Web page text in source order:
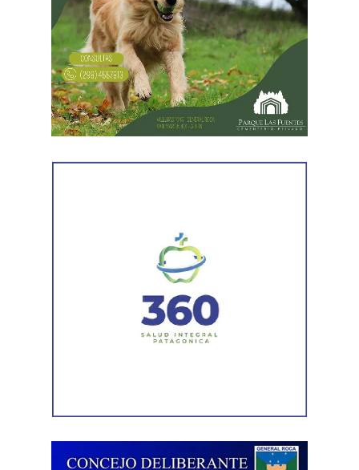
Desde Vialidad Nacional informaron que,durante las
próximas semanas, el operativo de bacheo será
reforzado con dos nuevas cuadrillas de trabajo y dos
camiones bacheadores, lo que permitirá incrementar
el ritmo de ejecución y optimizar las tareas de
mantenimiento en distintos puntos del Alto Valle.
Por otra parte, el organismo avanza con el relevamiento
sectores más deteriorados y mejorar las condiciones de